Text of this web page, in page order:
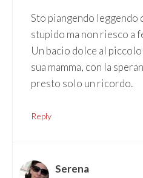
Sto piangendo leggendo
stupido ma non riesco a
Un bacio dolce al
sua mamma, con la
presto solo un ricordo.
Reply
Serena